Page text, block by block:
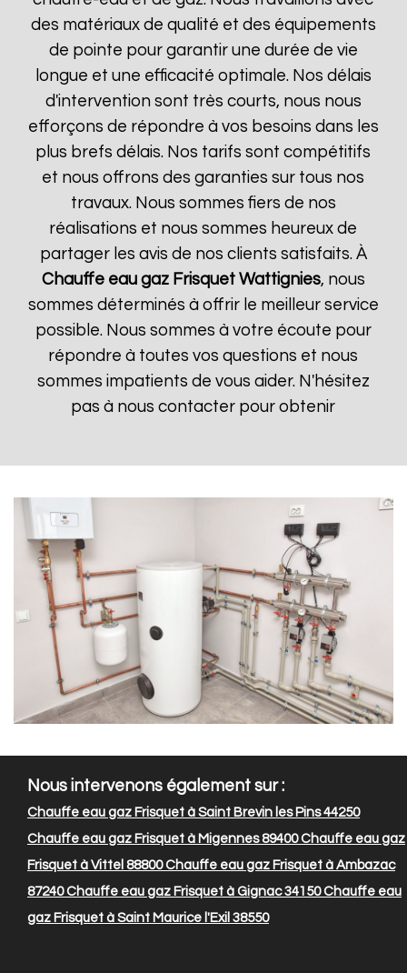
des matériaux de qualité et des équipements
de pointe pour garantir une durée de vie
longue et une efficacité optimale. Nos délais
d'intervention sont très courts, nous nous
efforçons de répondre à vos besoins dans les
plus brefs délais. Nos tarifs sont compétitifs
et nous offrons des garanties sur tous nos
travaux. Nous sommes fiers de nos
réalisations et nous sommes heureux de
partager les avis de nos clients satisfaits. À
Chauffe eau gaz Frisquet Wattignies, nous
sommes déterminés à offrir le meilleur service
possible. Nous sommes à votre écoute pour
répondre à toutes vos questions et nous
sommes impatients de vous aider. N'hésitez
pas à nous contacter pour obtenir
Nous intervenons également sur :
Chauffe eau gaz Frisquet à Saint Brevin les Pins 44250
Chauffe eau gaz Frisquet à Migennes 89400Chauffe eau gaz
Frisquet à Vittel 88800Chauffe eau gaz Frisquet à Ambazac
87240Chauffe eau gaz Frisquet à Gignac 34150Chauffe eau
gaz Frisquet à Saint Maurice l'Exil 38550